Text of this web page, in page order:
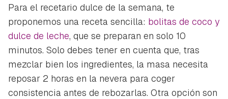
Para el recetario dulce de la semana, te
proponemos una receta sencilla: bolitas de coco y
dulce de leche, que se preparan en solo 10
minutos. Solo debes tener en cuenta que, tras
mezclar bien los ingredientes, la masa necesita
reposar 2 horas en la nevera para coger
consistencia antes de rebozarlas. Otra opción son